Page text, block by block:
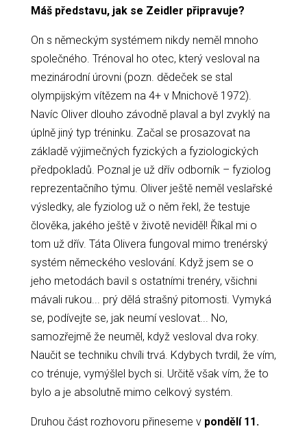
Máš představu, jak se Zeidler připravuje?
On s německým systémem nikdy neměl mnoho
společného. Trénoval ho otec, který vesloval na
mezinárodní úrovni (pozn. dědeček se stal
olympijským vítězem na 4+ v Mnichově 1972).
Navíc Oliver dlouho závodně plaval a byl zvyklý na
úplně jiný typ tréninku. Začal se prosazovat na
základě výjimečných fyzických a fyziologických
předpokladů. Poznal je už dřív odborník – fyziolog
reprezentačního týmu. Oliver ještě neměl veslařské
výsledky, ale fyziolog už o něm řekl, že testuje
člověka, jakého ještě v životě neviděl! Říkal mi o
tom už dřív. Táta Olivera fungoval mimo trenérský
systém německého veslování. Když jsem se o
jeho metodách bavil s ostatními trenéry, všichni
mávali rukou... prý dělá strašný pitomosti. Vymyká
se, podívejte se, jak neumí veslovat... No,
samozřejmě že neuměl, když vesloval dva roky.
Naučit se techniku chvíli trvá. Kdybych tvrdil, že vím,
co trénuje, vymýšlel bych si. Určitě však vím, že to
bylo a je absolutně mimo celkový systém.
Druhou část rozhovoru přineseme v pondělí 11.